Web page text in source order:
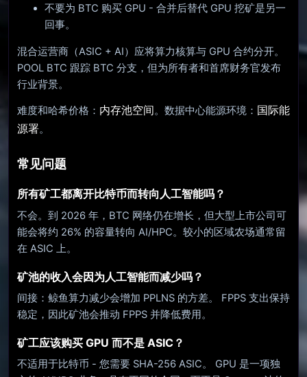
不要为 BTC 购买 GPU - 合并后替代 GPU 挖矿是另一
回事。
混合运营商（ASIC + AI）应将算力核算与 GPU 合约分开。
POOL BTC 跟踪 BTC 分支，但为所有者和首席财务官发布
行业背景。
难度和哈希价格： 内存池空间。数据中心能源环境： 国际能
源署。
常见问题
所有矿工都离开比特币而转向人工智能吗？
不会。到 2026 年，BTC 网络仍在增长，但大型上市公司可
能会将约 26% 的容量转向 AI/HPC。较小的区域农场通常留
在 ASIC 上。
矿池的收入会因为人工智能而减少吗？
间接：鲸鱼算力减少会增加 PPLNS 的方差。 FPPS 支出保持
稳定，因此矿池会推动 FPPS 并降低费用。
矿工应该购买 GPU 而不是 ASIC？
不适用于比特币 - 您需要 SHA-256 ASIC。 GPU 是一项独